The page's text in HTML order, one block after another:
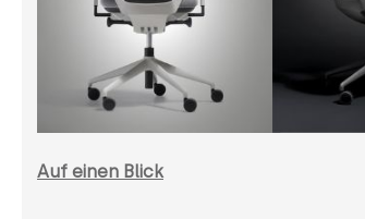
Auf einen Blick